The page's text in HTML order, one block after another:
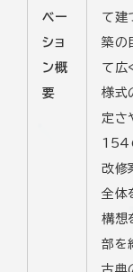
ベー
ショ
ン概
要
て建
築の
て広
様式
定さ
改修
全体
構想
部を
古典